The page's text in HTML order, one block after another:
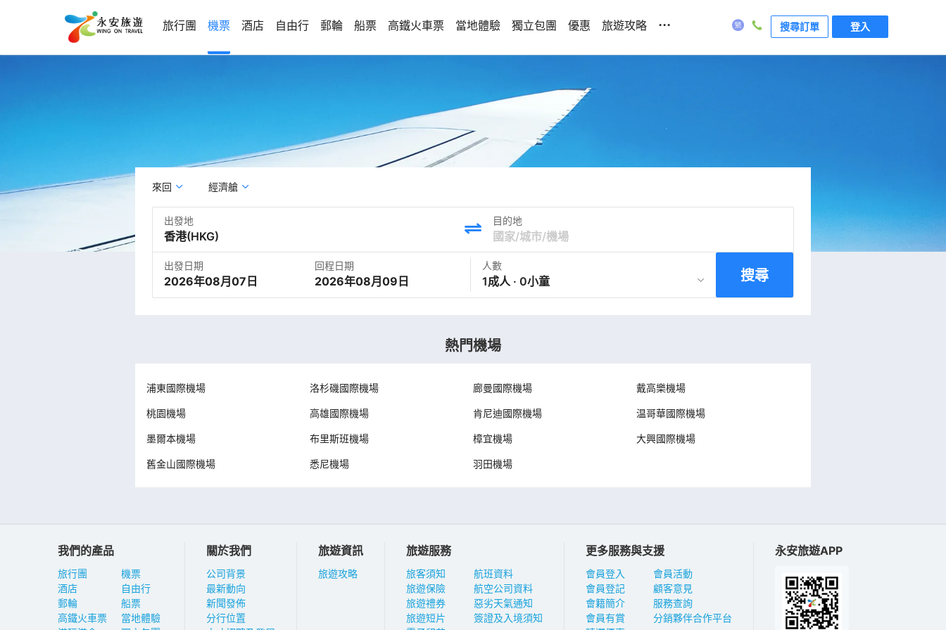
旅行團 機票 酒店 自由行 郵輪 船票 高鐵火車票 當地體驗 獨立包團 優惠 旅遊攻略 ... 搜尋訂單 登入
來回 經濟艙
出發地 目的地
出發日期
2026年08月07日
回程日期
2026年08月09日
人數
1成人 · 0小童 搜尋
熱門機場
浦東國際機場 洛杉磯國際機場 廊曼國際機場 戴高樂機場
桃園機場 高雄國際機場 肯尼迪國際機場 温哥華國際機場
墨爾本機場 布里斯班機場 樟宜機場 大興國際機場
舊金山國際機場 悉尼機場 羽田機場
我們的產品
旅行團
酒店
郵輪
高鐵火車票
機票
自由行
船票
當地體驗
關於我們
公司背景
最新動向
新聞發佈
分行位置
旅遊資訊
旅遊攻略
旅遊服務
旅客須知
旅遊保險
旅遊禮券
旅遊短片
航班資料
航空公司資料
惡劣天氣通知
簽證及入境須知
更多服務與支援
會員登入
會員登記
會籍簡介
會員有賞
會員活動
顧客意見
服務查詢
分銷夥伴合作平台
永安旅遊APP